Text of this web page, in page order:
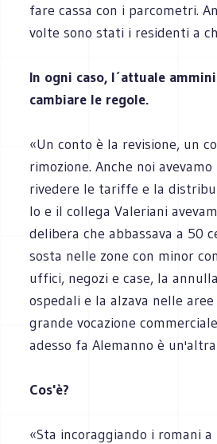
fare cassa con i parcometri.
volte sono stati i residenti a
In ogni caso, l´attuale
cambiare le regole.
«Un conto è la revisione, un
rimozione. Anche noi
rivedere le tariffe e la
Io e il collega Valeriani
delibera che abbassava a 50
sosta nelle zone con minor
uffici, negozi e case, la
ospedali e la alzava nelle
grande vocazione
adesso fa Alemanno è un'altra
Cos'è?
«Sta incoraggiando i romani